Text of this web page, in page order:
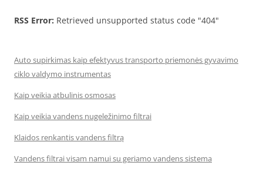
RSS Error: Retrieved unsupported status code "404"
Auto supirkimas kaip efektyvus transporto priemonės gyvavimo
ciklo valdymo instrumentas
Kaip veikia atbulinis osmosas
Kaip veikia vandens nugeležinimo filtrai
Klaidos renkantis vandens filtrą
Vandens filtrai visam namui su geriamo vandens sistema